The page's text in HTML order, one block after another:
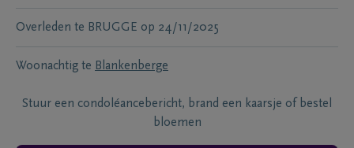
Overleden te BRUGGE op 24/11/2025
Woonachtig te Blankenberge
Stuur een condoléancebericht, brand een kaarsje of bestel
bloemen